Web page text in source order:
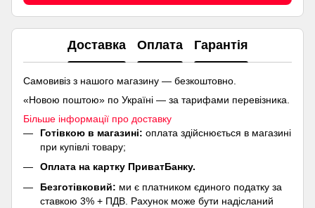
Доставка Оплата Гарантія
Самовивіз з нашого магазину — безкоштовно.
«Новою поштою» по Україні — за тарифами перевізника.
Більше інформації про доставку
Готівкою в магазині: оплата здійснюється в магазині
при купівлі товару;
Оплата на картку ПриватБанку.
Безготівковий: ми є платником єдиного податку за
ставкою 3% + ПДВ. Рахунок може бути надісланий